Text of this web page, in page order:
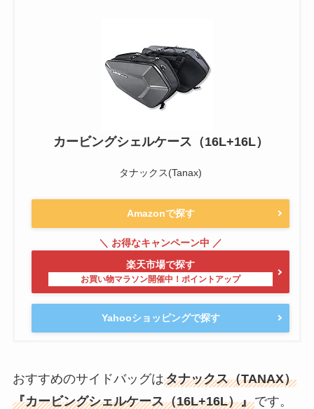
カービングシェルケース（16L+16L）
タナックス(Tanax)
Amazonで探す
楽天市場で探す
Yahooショッピングで探す
おすすめのサイドバッグはタナックス（TANAX）
『カービングシェルケース（16L+16L）』です。